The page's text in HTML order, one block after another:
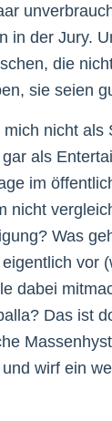
in der Jury.
die
sie seien
nicht als
als
im
nicht
Was
vor
dabei
Das ist
wirf ein